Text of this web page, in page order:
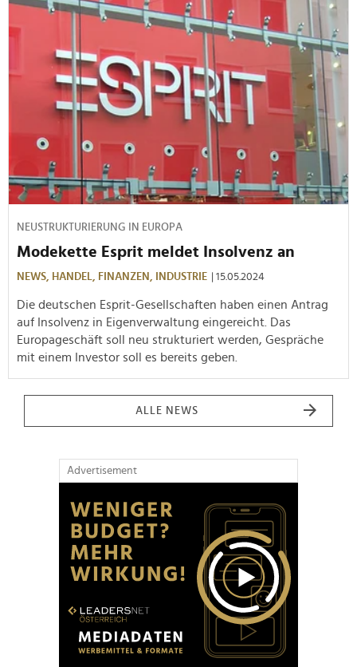
NEUSTRUKTURIERUNG IN EUROPA
Modekette Esprit meldet Insolvenz an
NEWS, HANDEL, FINANZEN, INDUSTRIE | 15.05.2024
Die deutschen Esprit-Gesellschaften haben einen Antrag
auf Insolvenz in Eigenverwaltung eingereicht. Das
Europageschäft soll neu strukturiert werden, Gespräche
mit einem Investor soll es bereits geben.
ALLE NEWS
Advertisement